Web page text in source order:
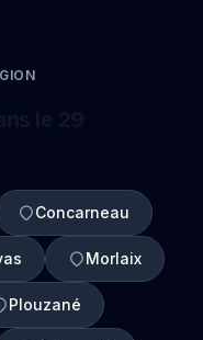
Concarneau
Morlaix
Plouzané